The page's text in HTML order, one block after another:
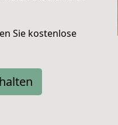
Sie kostenlose